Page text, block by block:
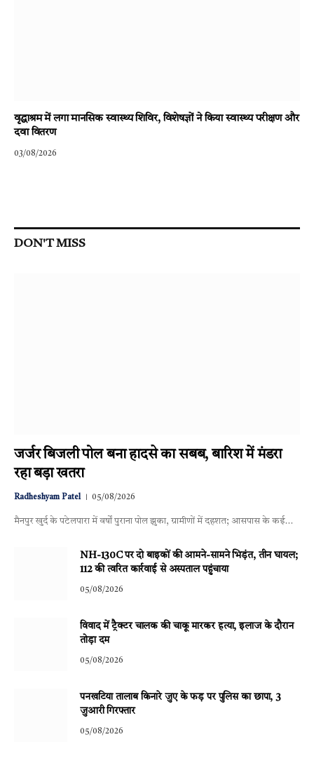
वृद्धाश्रम में लगा मानसिक स्वास्थ्य शिविर, विशेषज्ञों ने किया स्वास्थ्य परीक्षण और
दवा वितरण
03/08/2026
DON'T MISS
जर्जर बिजली पोल बना हादसे का सबब, बारिश में मंडरा
रहा बड़ा खतरा
Radheshyam Patel 05/08/2026
मैनपुर खुर्द के पटेलपारा में वर्षों पुराना पोल झुका, ग्रामीणों में दहशत; आसपास के कई…
NH-130C पर दो बाइकों की आमने-सामने भिड़ंत, तीन घायल;
112 की त्वरित कार्रवाई से अस्पताल पहुंचाया
05/08/2026
विवाद में ट्रैक्टर चालक की चाकू मारकर हत्या, इलाज के दौरान
तोड़ा दम
05/08/2026
पनखटिया तालाब किनारे जुए के फड़ पर पुलिस का छापा, 3
जुआरी गिरफ्तार
05/08/2026